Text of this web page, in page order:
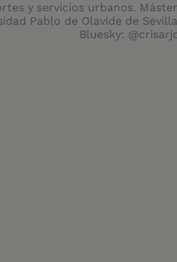
y servicios urbanos.
Pablo de Olavide de
Bluesky: